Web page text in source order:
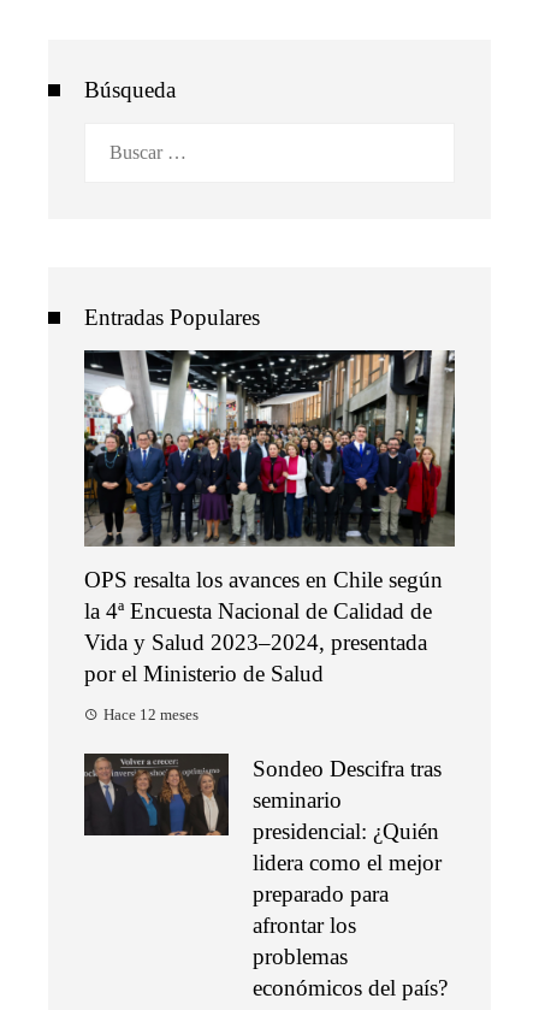
Búsqueda
Entradas Populares
OPS resalta los avances en Chile según
la 4ª Encuesta Nacional de Calidad de
Vida y Salud 2023–2024, presentada
por el Ministerio de Salud
Hace 12 meses
Sondeo Descifra tras
seminario
presidencial: ¿Quién
lidera como el mejor
preparado para
afrontar los
problemas
económicos del país?